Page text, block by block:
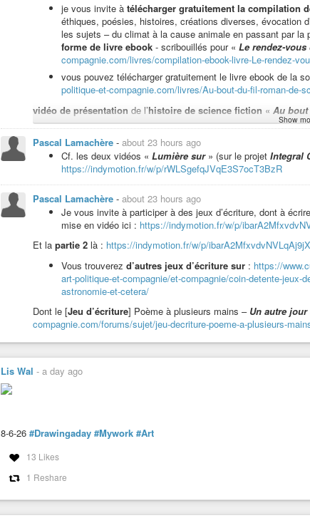
tels d’anciens carnistes qui se sont véganisés
et capacité d’une économie anticapitaliste,
un horizon potentiellement pérenne en piste
orchestrant de l’éthique, de la dignité,
adapté aux problématiques, actant belles idées.
Si vous consultez les prophéties apocalyptiques,
la situation et les tendances, la « civilisationnelle pratique » ;
tels des ultra-riches faisant des réserves et des bunkers
pendant que çà et là de sécheresse et de famine se meurent,
des incendies, des intempéries, divers phénomènes à formes de pollutions
jusqu’à provoquer des hécatombes, des génocides, de l’extinction ;
de quoi être collapsologue, avoir l’impression d’une aporie systémique,
vouloir prendre le temps du soin de l’esprit tout en alertant des urgences
des soucis liés à l’exploitation des énergies fossiles, du spécisme, du
et faire sa part pour étudier et tenter d’acter,
de concrétiser un système adapté,
en principe de base, de l’essentiel, de la sobriété noblement économique.
Vidéo lecture du poème «Au cœur de l’été 2026» :https://
Au cœur de l’été 2026»
Des soucis pas sans solutions,
et courage et félicitations
aux pompiers sur les fronts,
mais carton rouge à la spéciste civilisation,
à l’anthropocène capitalocène,
aux média-mensonges,
aux politiques aux effets qui rongent
les cœurs, à délétères phénomènes,
les antispécistes, les soucieux
luttant à leur façon pour un horizon écologiquement viable,
pour les être animés, un état d’esprit admirable.
Lecture fiction humoristique «Un repas (végan) chez un
je vous invite à télécharger gratuitement la compilation
éthiques, poésies, histoires, créations diverses, évocation
les sujets – du climat à la cause animale en passant par
forme de livre ebook - scribouillés pour « Le rendez-
compagnie.com/livres/compilation-ebook-livre-Le-rendez-
vous pouvez télécharger gratuitement le livre ebook de la
politique-et-compagnie.com/livres/Au-bout-du-fil-roman-de-
vidéo de présentation de l’histoire de science fiction « Au
Liste de lecture pour tout écouter depuis le débutde la
https://indymotion.fr/w/p/
Pour écouter zyeuter à partir de la lecture de « Au bout
https://indymotion.fr/w/p/
Show
Pascal Lamachère - about 23 hours ago
Cf. les deux vidéos « Lumière sur» (sur le projet Integral
https://indymotion.fr/w/p/rWLSgefqJVqE3S7ocT3BzR
Pascal Lamachère - about 23 hours ago
Je vous invite à participer à des jeux d’écriture, dont à
mise en vidéo ici : https://indymotion.fr/w/p/
Et la partie 2 là : https://indymotion.fr/w/p/
Vous trouverez d’autres jeux d’écriture sur : https://
art-politique-et-compagnie/et-compagnie/coin-detente-jeux-
astronomie-et-cetera/
Dont le [Jeu d’écriture] Poème à plusieurs mains – Un autre
compagnie.com/forums/sujet/jeu-decriture-poeme-a-plusieurs-
Lis Wal - a day ago
8-6-26 #Drawingaday #Mywork #Art
13 Likes
1 Reshare